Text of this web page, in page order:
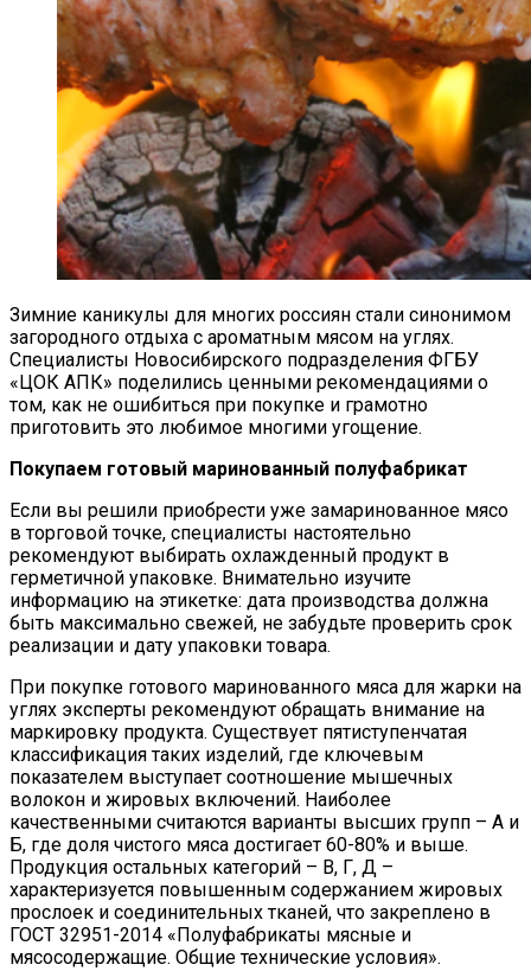
Зимние каникулы для многих россиян стали синонимом
загородного отдыха с ароматным мясом на углях.
Специалисты Новосибирского подразделения ФГБУ
«ЦОК АПК» поделились ценными рекомендациями о
том, как не ошибиться при покупке и грамотно
приготовить это любимое многими угощение.
Покупаем готовый маринованный полуфабрикат
Если вы решили приобрести уже замаринованное мясо
в торговой точке, специалисты настоятельно
рекомендуют выбирать охлажденный продукт в
герметичной упаковке. Внимательно изучите
информацию на этикетке: дата производства должна
быть максимально свежей, не забудьте проверить срок
реализации и дату упаковки товара.
При покупке готового маринованного мяса для жарки на
углях эксперты рекомендуют обращать внимание на
маркировку продукта. Существует пятиступенчатая
классификация таких изделий, где ключевым
показателем выступает соотношение мышечных
волокон и жировых включений. Наиболее
качественными считаются варианты высших групп – А и
Б, где доля чистого мяса достигает 60-80% и выше.
Продукция остальных категорий – В, Г, Д –
характеризуется повышенным содержанием жировых
прослоек и соединительных тканей, что закреплено в
ГОСТ 32951-2014 «Полуфабрикаты мясные и
мясосодержащие. Общие технические условия».